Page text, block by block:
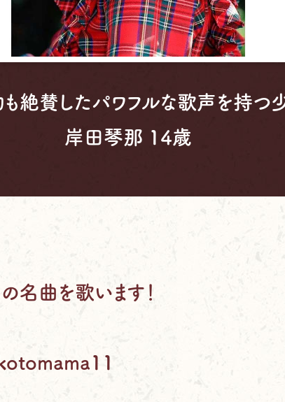
絶賛したパワフルな歌声を持つ
岸田琴那 14歳
名曲を歌います！